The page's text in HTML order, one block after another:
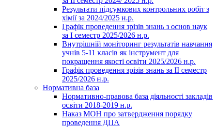
Результати підсумкових контрольних робіт з
хімії за 2024/2025 н.р.
Графік проведення зрізів знань з основ наук
за І семестр 2025/2026 н.р.
Внутрішній моніторинг результатів навчання
учнів 5-11 класів як інструмент для
покращення якості освіти 2025/2026 н.р.
Графік проведення зрізів знань за ІІ семестр
2025/2026 н.р.
Нормативна база
Нормативно-правова база діяльності закладів
освіти 2018-2019 н.р.
Наказ МОН про затвердження порядку
проведення ДПА